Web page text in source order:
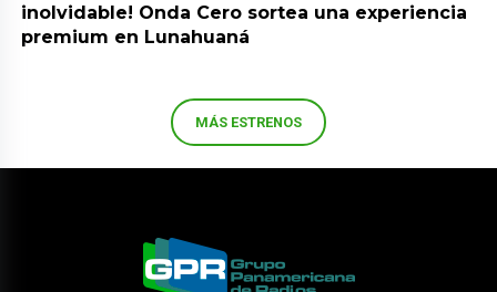
inolvidable! Onda Cero sortea una experiencia
premium en Lunahuaná
MÁS ESTRENOS